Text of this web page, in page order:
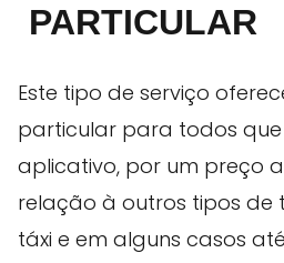
PARTICULAR
Este tipo de serviço
particular para todos que
aplicativo, por um preço
relação à outros tipos de
táxi e em alguns casos